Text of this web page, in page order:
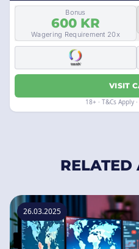
Bonus
600 KR
Wagering Requirement 20x
VISIT
18+ · T&Cs Apply
RELATED
26.03.2025